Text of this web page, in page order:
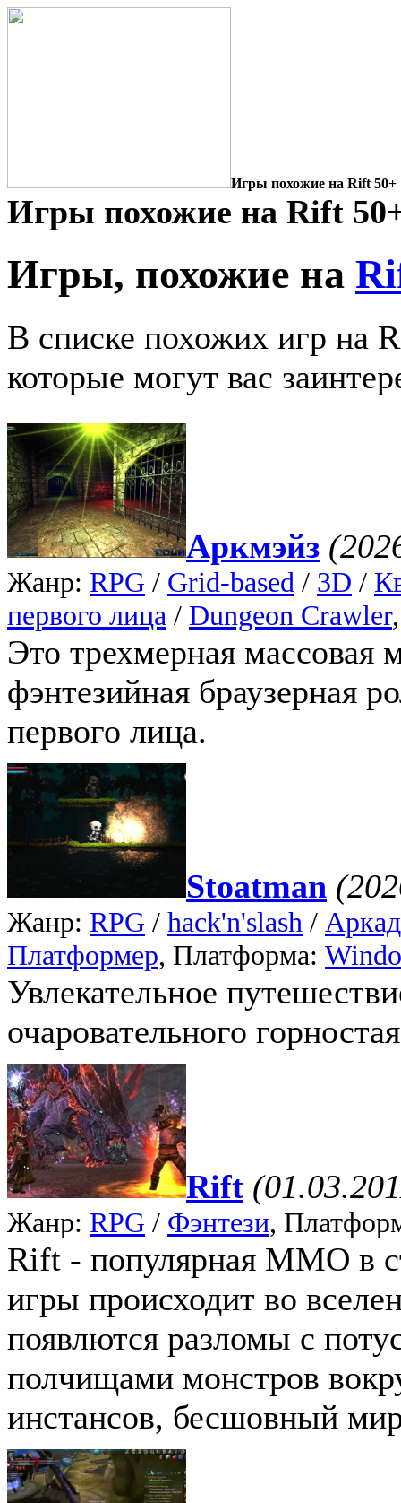
Игры похожие на Rift 50+
Игры похожие на Rift
Игры, похожие на
В списке похожих игр на
которые могут вас
Аркмэйз
Жанр: RPG / Grid-based / 3D /
первого лица / Dungeon Crawler
Это трехмерная массовая
фэнтезийная браузерная
первого лица.
Stoatman
Жанр: RPG / hack'n'slash /
Платформер, Платформа:
Увлекательное
очаровательного
Rift
Жанр: RPG / Фэнтези,
Rift - популярная MMO в
игры происходит во
появлются разломы с
полчищами монстров
инстансов, бесшовный